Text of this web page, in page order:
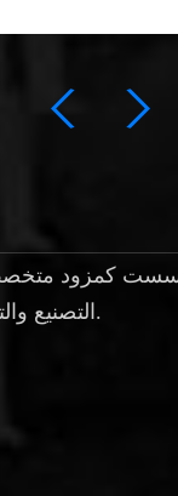
كمزود متخصص
التصنيع والتركيب النحيفة تحت إدارة يقودها المالك.